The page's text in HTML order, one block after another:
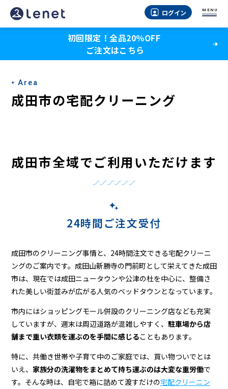
成
田
の
宅
配
ー
ニ
ログイン MENU
初回限定！全品20％OFF
ご注文はこちら
Area
成田市の宅配クリーニング
成田市全域でご利用いただけます
24時間ご注文受付
成田市のクリーニング事情と、24時間注文できる宅配クリーニ
ングのご案内です。成田山新勝寺の門前町として栄えてきた成田
市は、現在では成田ニュータウンや公津の杜を中心に、整備さ
れた美しい街並みが広がる人気のベッドタウンとなっています。
市内にはショッピングモール併設のクリーニング店なども充実
していますが、週末は周辺道路が混雑しやすく、 駐車場から店
舗まで重い衣類を運ぶのを手間に感じることもあります。
特に、共働き世帯や子育て中のご家庭では、買い物ついでとは
いえ、 家族分の洗濯物をまとめて持ち運ぶのは大変な重労働で
す。そんな時は、自宅で箱に詰めて渡すだけの宅配クリーニン